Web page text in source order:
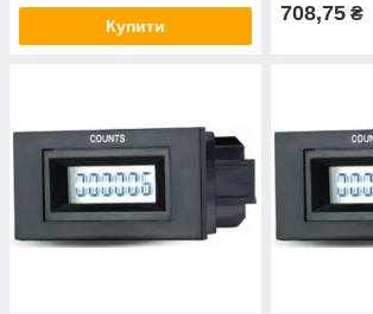
Купити
708,75 ₴